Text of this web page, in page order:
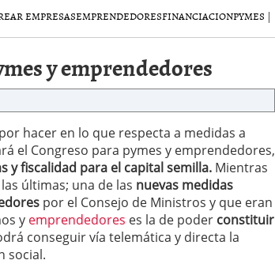
rentable para las pymes que venden online
un ecommerce exitoso junio 20, 2025
Empresarial mayo 14, 2025
rápida para trasladar empleados sin
EMPRESASEMPRENDEDORESFINANCIACIONPYMES |
y emprendedores
hacer en lo que respecta a medidas a
el Congreso para pymes y emprendedores,
y fiscalidad para el capital semilla. Mientras
últimas; una de las nuevas medidas
por el Consejo de Ministros y que eran
y emprendedores es la de poder constituir
conseguir vía telemática y directa la
social.